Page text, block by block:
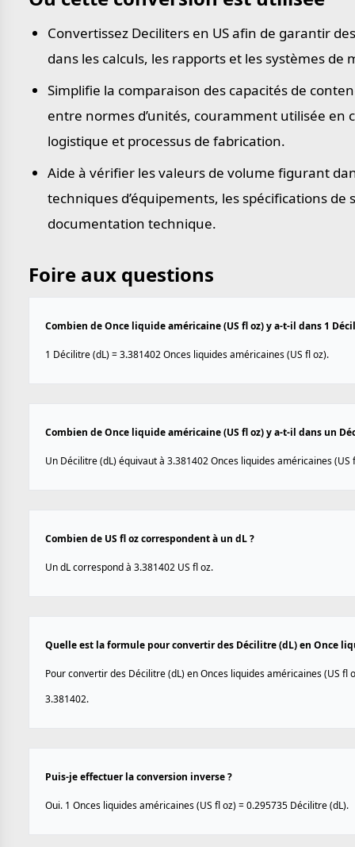
Convertissez Deciliters en US afin de garantir
dans les calculs, les rapports et les systèmes de
Simplifie la comparaison des capacités de
entre normes d’unités, couramment utilisée en
logistique et processus de fabrication.
Aide à vérifier les valeurs de volume figurant
techniques d’équipements, les spécifications de
documentation technique.
Foire aux questions
Combien de Once liquide américaine (US fl oz) y a-t-il dans 1
1 Décilitre (dL) = 3.381402 Onces liquides américaines (US fl oz).
Combien de Once liquide américaine (US fl oz) y a-t-il dans un
Un Décilitre (dL) équivaut à 3.381402 Onces liquides américaines (US
Combien de US fl oz correspondent à un dL ?
Un dL correspond à 3.381402 US fl oz.
Quelle est la formule pour convertir des Décilitre (dL) en Once
Pour convertir des Décilitre (dL) en Onces liquides américaines (US fl
3.381402.
Puis-je effectuer la conversion inverse ?
Oui. 1 Onces liquides américaines (US fl oz) = 0.295735 Décilitre (dL).